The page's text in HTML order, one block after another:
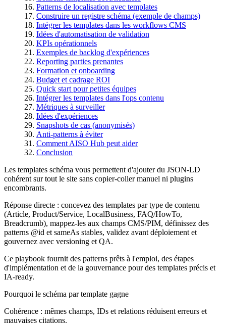
Patterns de localisation avec templates
Construire un registre schéma (exemple de champs)
Intégrer les templates dans les workflows CMS
Idées d'automatisation de validation
KPIs opérationnels
Exemples de backlog d'expériences
Reporting parties prenantes
Formation et onboarding
Budget et cadrage ROI
Quick start pour petites équipes
Intégrer les templates dans l'ops contenu
Métriques à surveiller
Idées d'expériences
Snapshots de cas (anonymisés)
Anti-patterns à éviter
Comment AISO Hub peut aider
Conclusion
Les templates schéma vous permettent d'ajouter du JSON-LD
cohérent sur tout le site sans copier-coller manuel ni plugins
encombrants.
Réponse directe : concevez des templates par type de contenu
(Article, Product/Service, LocalBusiness, FAQ/HowTo,
Breadcrumb), mappez-les aux champs CMS/PIM, définissez des
patterns @id et sameAs stables, validez avant déploiement et
gouvernez avec versioning et QA.
Ce playbook fournit des patterns prêts à l'emploi, des étapes
d'implémentation et de la gouvernance pour des templates précis et
IA-ready.
Pourquoi le schéma par template gagne
Cohérence : mêmes champs, IDs et relations réduisent erreurs et
mauvaises citations.